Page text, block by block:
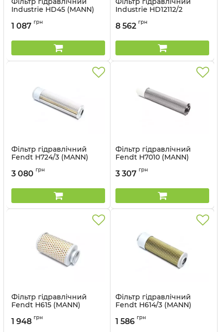
Industrie HD45 (MANN)
1 087 грн
Industrie HD12112/2
Артикул:
8 562 грн
Фільтр гідравлічний
Fendt H724/3 (MANN)
3 080 грн
Фільтр гідравлічний
Fendt H7010 (MANN)
3 307 грн
Фільтр гідравлічний
Fendt H615 (MANN)
1 948 грн
Фільтр гідравлічний
Fendt H614/3 (MANN)
1 586 грн